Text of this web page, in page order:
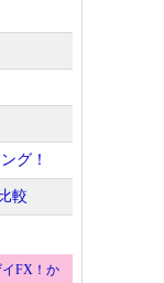
グ！
較
FX！か